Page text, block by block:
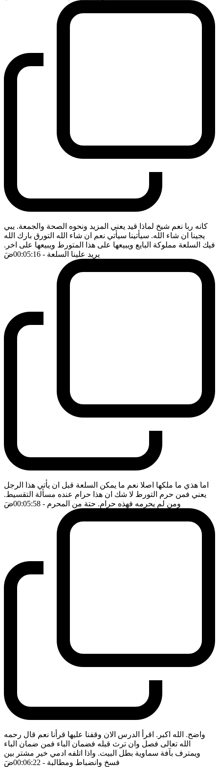
كانه ربا نعم شيخ لماذا قيد يعني المزيد ونحوه الصحة والجمعة. يبي
يجينا ان شاء الله. سيأتينا سيأتي نعم ان شاء الله التورق بارك الله
فيك السلعة مملوكة البايع ويبيعها على هذا المتورط ويبيعها على اخر.
يريد علينا السلعة - 00:05:16 ضَ
اما هذي ما ملكها اصلا نعم ما يمكن السلعة قبل ان يأتي هذا الرجل
يعني فمن حرم التورط لا شك ان هذا حرام عنده مسألة التقسيط.
ومن لم يحرمه فهذه حرام. حتة من المحرم - 00:05:58 ضَ
واضح. الله اكبر. اقرأ الدرس الان وقفنا عليها قرأنا نعم قال رحمه
الله تعالى فصل وان ترث قبله فضمان الباء فمن ضمان الباء
ويمترف بآفة سماوية بطل البيت. واذا اتلفه ادمي خير مشتر بين
فسخ وانضباط ومطالبة - 00:06:22 ضَ